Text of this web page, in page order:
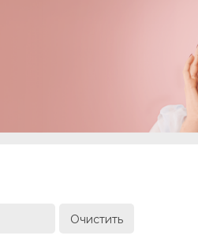
Очистить